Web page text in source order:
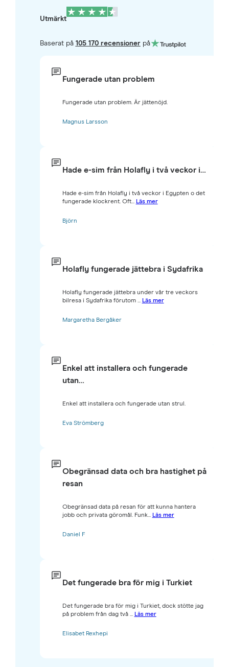
Utmärkt
Baserat på 105 170 recensionerpå
Fungerade utan problem
Fungerade utan problem. Är jättenöjd.
Magnus Larsson
Hade e-sim från Holafly i två veckor i…
Hade e-sim från Holafly i två veckor i Egypten o det
fungerade klockrent. Oft... Läs mer
Björn
Holafly fungerade jättebra i Sydafrika
Holafly fungerade jättebra under vår tre veckors
bilresa i Sydafrika förutom ... Läs mer
Margaretha Bergåker
Enkel att installera och fungerade
utan…
Enkel att installera och fungerade utan strul.
Eva Strömberg
Obegränsad data och bra hastighet på
resan
Obegränsad data på resan för att kunna hantera
jobb och privata göromål. Funk... Läs mer
Daniel F
Det fungerade bra för mig i Turkiet
Det fungerade bra för mig i Turkiet, dock stötte jag
på problem från dag två ... Läs mer
Elisabet Rexhepi